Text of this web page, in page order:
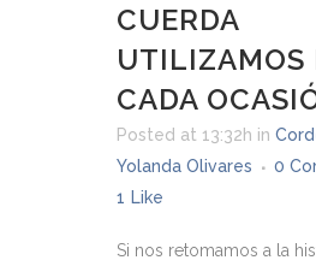
CUERDA
UTILIZAMOS
CADA
Posted at 13:32h in
Yolanda Olivares
0
1 Like
Si nos retomamos a la